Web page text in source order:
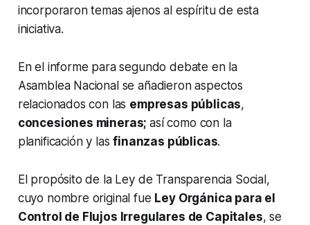
incorporaron temas ajenos al espíritu de esta
iniciativa.
En el informe para segundo debate en la
Asamblea Nacional se añadieron aspectos
relacionados con las empresas públicas,
concesiones mineras;así como con la
planificación y lasfinanzas públicas.
El propósito de la Ley de Transparencia Social,
cuyo nombre original fue Ley Orgánica para el
Control de Flujos Irregulares de Capitales, se